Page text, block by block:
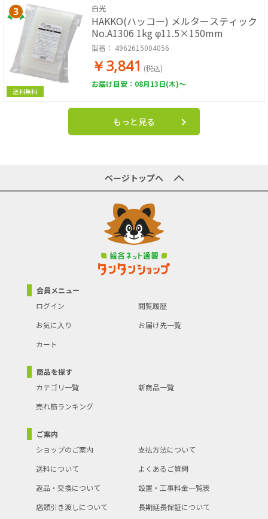
送料無料
白光
HAKKO(ハッコー) メルタースティック
No.A1306 1kg φ11.5×150mm
型番： 4962615004056
￥3,841 (税込)
お届け目安：08月13日(木)～
もっと見る
ページトップへ
会員メニュー
ログイン
閲覧履歴
お気に入り
お届け先一覧
カート
商品を探す
カテゴリ一覧
新商品一覧
売れ筋ランキング
ご案内
ショップのご案内
支払方法について
送料について
よくあるご質問
返品・交換について
設置・工事料金一覧表
店頭引き渡しについて
長期延長保証について